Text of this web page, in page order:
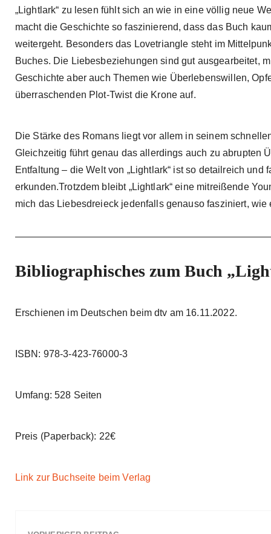
„Lightlark“ zu lesen fühlt sich an wie in eine völlig neue
macht die Geschichte so faszinierend, dass das Buch
weitergeht. Besonders das Lovetriangle steht im
Buches. Die Liebesbeziehungen sind gut ausgearbeitet,
Geschichte aber auch Themen wie Überlebenswillen,
überraschenden Plot-Twist die Krone auf.
Die Stärke des Romans liegt vor allem in seinem
Gleichzeitig führt genau das allerdings auch zu abrupten
Entfaltung – die Welt von „Lightlark“ ist so detailreich
erkunden.Trotzdem bleibt „Lightlark“ eine mitreißende
mich das Liebesdreieck jedenfalls genauso fasziniert, wie
Bibliographisches zum Buch
Erschienen im Deutschen beim dtv am 16.11.2022.
ISBN: 978-3-423-76000-3
Umfang: 528 Seiten
Preis (Paperback): 22€
Link zur Buchseite beim Verlag